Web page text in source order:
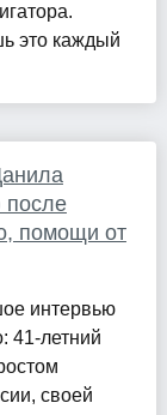
это каждый
после
помощи от
интервью
41-летний
своей